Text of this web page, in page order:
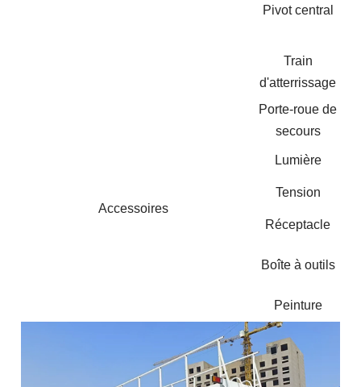
Pivot central
Train
d'atterrissage
Accessoires
Porte-roue de
secours
Lumière
Tension
Réceptacle
Boîte à outils
Peinture